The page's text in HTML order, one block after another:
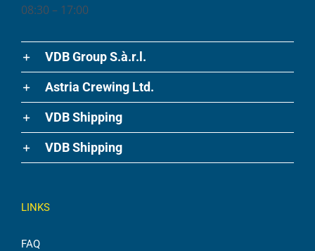
08:30 – 17:00
VDB Group S.à.r.l.
Astria Crewing Ltd.
VDB Shipping
VDB Shipping
LINKS
FAQ